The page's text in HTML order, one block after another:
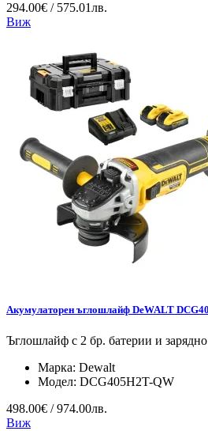
294.00€ / 575.01лв.
Виж
Акумулаторен ъглошлайф DeWALT
Ъглошлайф с 2 бр. батерии и
Марка: Dewalt
Модел: DCG405H2T-QW
498.00€ / 974.00лв.
Виж